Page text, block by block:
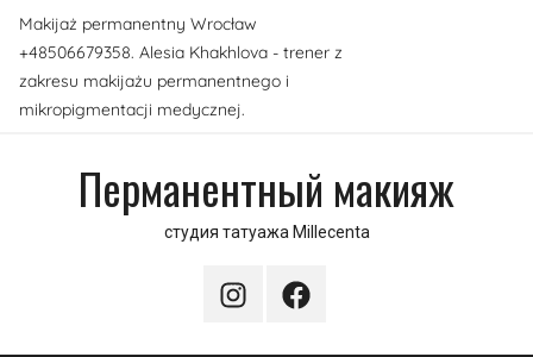
Перейти
содержимому
Makijaż permanentny Wrocław
+48506679358. Alesia Khakhlova - trener z
zakresu makijażu permanentnego i
mikropigmentacji medycznej.
Перманентный макияж
студия татуажа Millecenta
InstagramFacebook